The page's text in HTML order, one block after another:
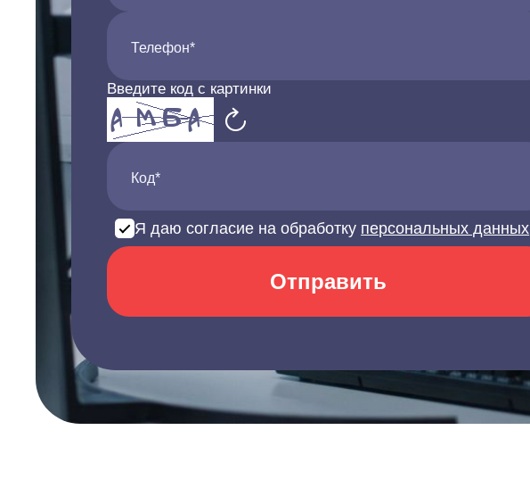
Телефон*
Введите код с картинки
Код*
Я даю согласие на обработку персональных данных
Отправить